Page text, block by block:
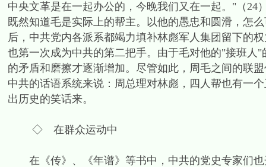
中央文革是在一起办公的，今晚我们又在一起。"（
既然知道毛是实际上的帮主。以他的愚忠和圆滑，怎
后，中共党内各派系都竭力填补林彪军人集团留下的
也第一次成为中共的第二把手。由于毛对他的"接班人
的矛盾和磨擦才逐渐增加。尽管如此，周毛之间的联
中共的话语系统来说：周总理对林彪，四人帮也有一
出历史的笑话来。
◇ 在群众运动中
在《传》、《年谱》等书中，中共的党史专家们也